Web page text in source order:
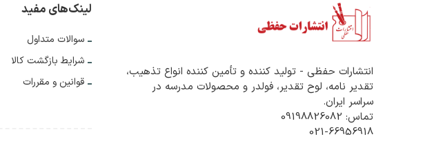
انتشارات حفظی - تولید کننده و تأمین کننده انواع تذهیب،
تقدیر نامه، لوح تقدیر، فولدر و محصولات مدرسه در
سراسر ایران.
تماس: 09198826082
021-66956918
لینک‌های مفید
سوالات متداول
شرایط بازگشت کالا
قوانین و مقررات